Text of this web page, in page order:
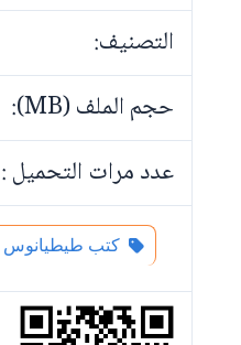
التصنيف:
حجم الملف (MB):
عدد مرات التحميل :
كتب طيطيانوس